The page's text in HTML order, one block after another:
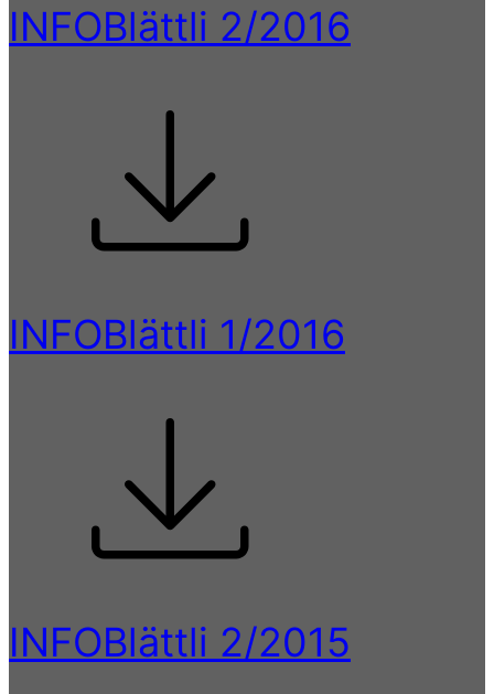
INFOBlättli 2/2016
INFOBlättli 1/2016
INFOBlättli 2/2015